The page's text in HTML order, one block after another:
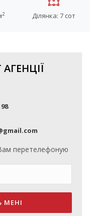
2 Ділянка: 7 сот
перетелефоную
МЕНІ